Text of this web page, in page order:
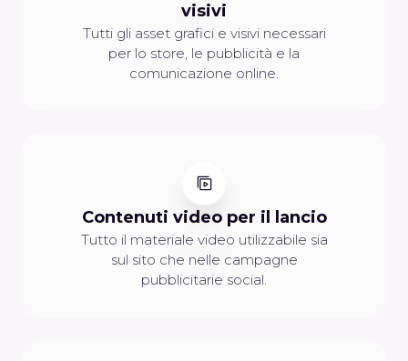
visivi
Tutti gli asset grafici e visivi necessari
per lo store, le pubblicità e la
comunicazione online.
Contenuti video per il lancio
Tutto il materiale video utilizzabile sia
sul sito che nelle campagne
pubblicitarie social.